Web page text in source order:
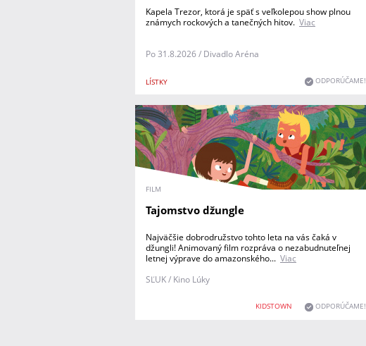
LÍSTKY
Kapela Trezor, ktorá je späť s veľkolepou show plnou
známych rockových a tanečných hitov. Viac
Po 31.8.2026 / Divadlo Aréna
ODPORÚČAME!
FILM
Tajomstvo džungle
Najväčšie dobrodružstvo tohto leta na vás čaká v
džungli! Animovaný film rozpráva o nezabudnuteľnej
letnej výprave do amazonského... Viac
SĽUK / Kino Lúky
KIDSTOWN ODPORÚČAME!